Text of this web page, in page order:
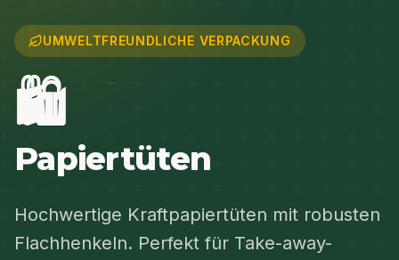
UMWELTFREUNDLICHE VERPACKUNG
🛍️
Papiertüten
Hochwertige Kraftpapiertüten mit robusten
Flachhenkeln. Perfekt für Take-away-